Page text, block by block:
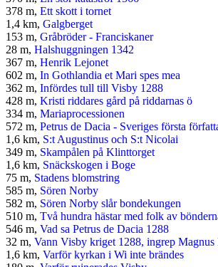
378 m, Ett skott i tornet
1,4 km, Galgberget
153 m, Gråbröder - Franciskaner
28 m, Halshuggningen 1342
367 m, Henrik Lejonet
602 m, In Gothlandia et Mari spes mea
362 m, Infördes tull till Visby 1288
428 m, Kristi riddares gård på riddarnas ö
334 m, Mariaprocessionen
572 m, Petrus de Dacia - Sveriges första
1,6 km, S:t Augustinus och S:t Nicolai
349 m, Skampålen på Klinttorget
1,6 km, Snäckskogen i Boge
75 m, Stadens blomstring
585 m, Sören Norby
582 m, Sören Norby slår bondekungen
510 m, Två hundra hästar med folk av
546 m, Vad sa Petrus de Dacia 1288
32 m, Vann Visby kriget 1288, ingrep Magnus
1,6 km, Varför kyrkan i Wi inte brändes